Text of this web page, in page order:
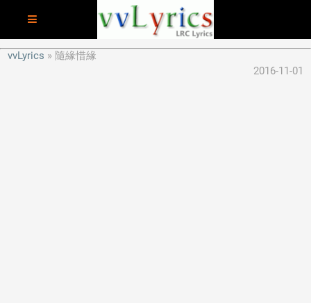
vvLyrics
隨緣惜緣
2016-11-01